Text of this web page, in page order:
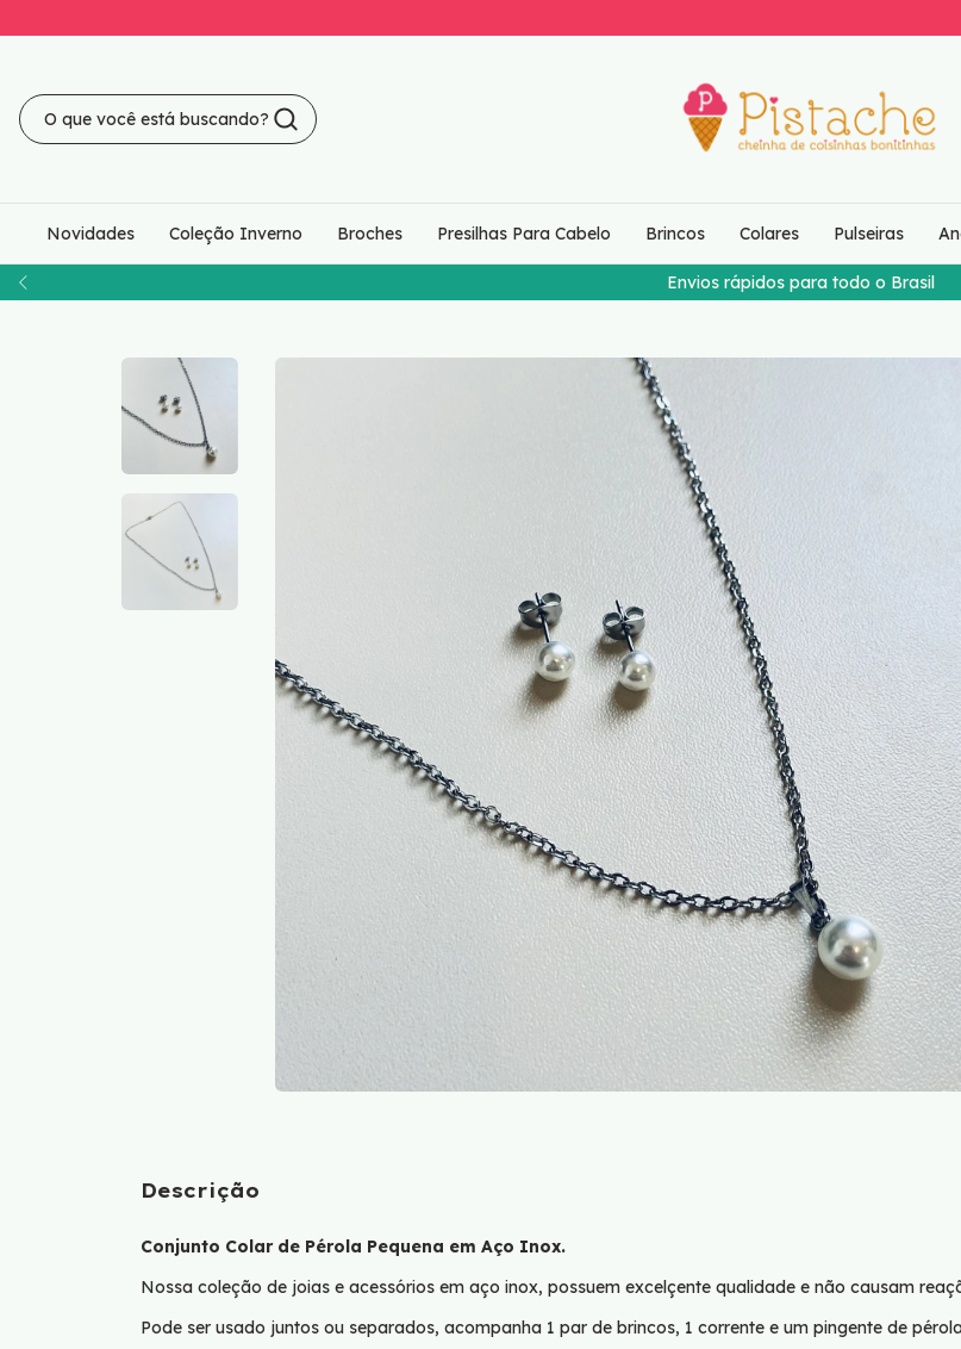
Frete grátis para São Paulo nas compras
Novidades Coleção Inverno Broches Presilhas Para Cabelo Brincos Colares Pulseiras
Descrição
Conjunto Colar de Pérola Pequena em Aço Inox.
Nossa coleção de joias e acessórios em aço inox, possuem excelçente qualidade e não causam
Pode ser usado juntos ou separados, acompanha 1 par de brincos, 1 corrente e um pingente de